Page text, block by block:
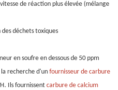
de réaction plus élevée (mélange
déchets toxiques
en soufre en dessous de 50 ppm
recherche d'un fournisseur de carbure
Ils fournissent carbure de calcium